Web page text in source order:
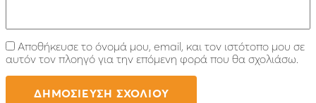
Αποθήκευσε το όνομά μου, email, και τον ιστότοπο μου σε
αυτόν τον πλοηγό για την επόμενη φορά που θα σχολιάσω.